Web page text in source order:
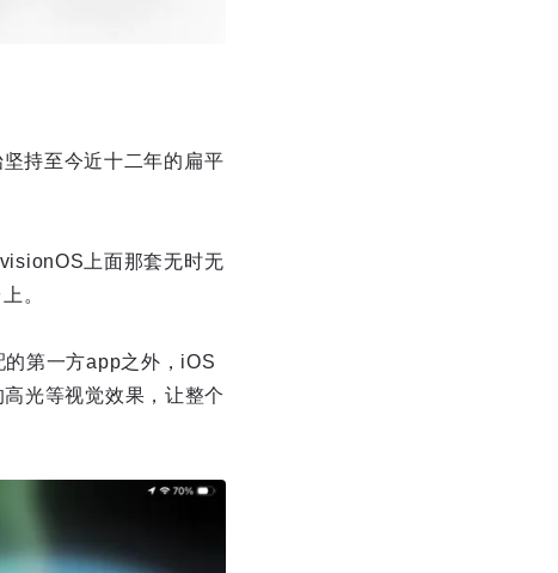
持至今近十二年的扁平
上面那套无时无
。
第一方app之外，iOS
光等视觉效果，让整个